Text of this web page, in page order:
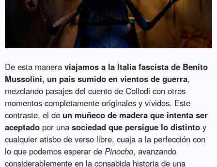
De esta maneraviajamos a la Italia fascista de Benito
Mussolini, un país sumido en vientos de guerra,
mezclando pasajes del cuento de Collodi con otros
momentos completamente originales y vívidos. Este
contraste, el de un muñeco de madera que intenta ser
aceptado por unasociedad que persigue lo distinto y
cualquier atisbo de verso libre, cuaja a la perfección con
lo que podemos esperar dePinocho, avanzando
considerablemente en la consabida historia de una